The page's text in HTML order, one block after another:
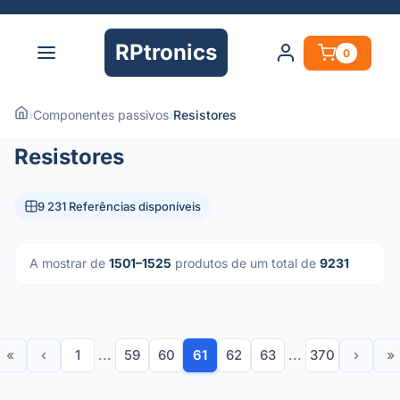
RPtronics 0
›Componentes passivos›Resistores
Resistores
9 231 Referências disponíveis
A mostrar de 1501–1525 produtos de um total de 9231
« ‹ 1 ... 59 60 61 62 63 ... 370 › »